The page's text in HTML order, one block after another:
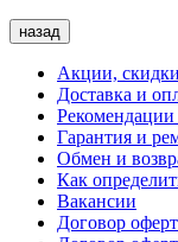
назад
Акции,
Доставка и
Рекомендации
Гарантия и
Обмен и
Как
Вакансии
Договор